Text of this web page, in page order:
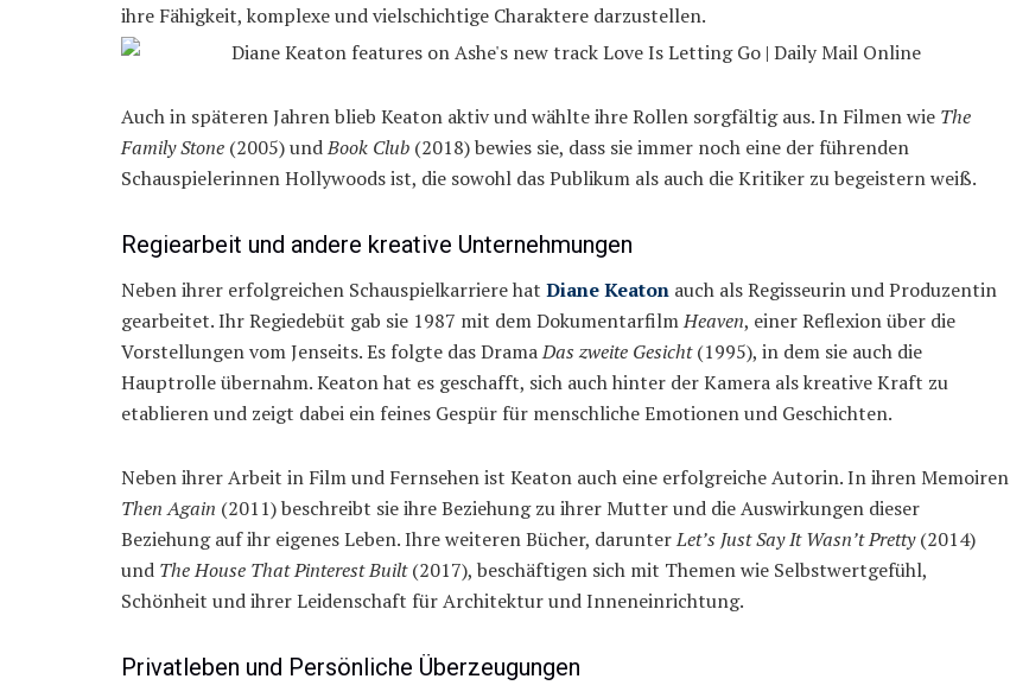
ihre Fähigkeit, komplexe und vielschichtige Charaktere darzustellen.
Auch in späteren Jahren blieb Keaton aktiv und wählte ihre Rollen sorgfältig aus. In Filmen wie The
Family Stone (2005) undBook Club (2018) bewies sie, dass sie immer noch eine der führenden
Schauspielerinnen Hollywoods ist, die sowohl das Publikum als auch die Kritiker zu begeistern weiß.
Regiearbeit und andere kreative Unternehmungen
Neben ihrer erfolgreichen Schauspielkarriere hat Diane Keaton auch als Regisseurin und Produzentin
gearbeitet. Ihr Regiedebüt gab sie 1987 mit dem DokumentarfilmHeaven, einer Reflexion über die
Vorstellungen vom Jenseits. Es folgte das DramaDas zweite Gesicht(1995), in dem sie auch die
Hauptrolle übernahm. Keaton hat es geschafft, sich auch hinter der Kamera als kreative Kraft zu
etablieren und zeigt dabei ein feines Gespür für menschliche Emotionen und Geschichten.
Neben ihrer Arbeit in Film und Fernsehen ist Keaton auch eine erfolgreiche Autorin. In ihren Memoiren
Then Again (2011) beschreibt sie ihre Beziehung zu ihrer Mutter und die Auswirkungen dieser
Beziehung auf ihr eigenes Leben. Ihre weiteren Bücher, darunterLet’s Just Say It Wasn’t Pretty(2014)
und The House That Pinterest Built(2017), beschäftigen sich mit Themen wie Selbstwertgefühl,
Schönheit und ihrer Leidenschaft für Architektur und Inneneinrichtung.
Privatleben und Persönliche Überzeugungen